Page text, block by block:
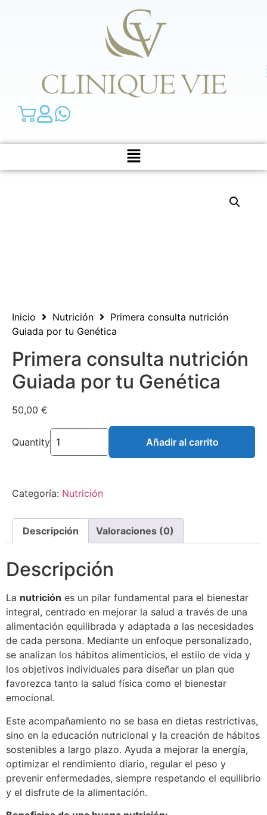
Inicio Nutrición
Primera consulta nutrición
Guiada por tu Genética
Primera consulta nutrición
Guiada por tu Genética
50,00 €
Quantity Añadir al carrito
Categoría: Nutrición
Descripción Valoraciones (0)
Descripción
La nutrición es un pilar fundamental para el bienestar
integral, centrado en mejorar la salud a través de una
alimentación equilibrada y adaptada a las necesidades
de cada persona. Mediante un enfoque personalizado,
se analizan los hábitos alimenticios, el estilo de vida y
los objetivos individuales para diseñar un plan que
favorezca tanto la salud física como el bienestar
emocional.
Este acompañamiento no se basa en dietas restrictivas,
sino en la educación nutricional y la creación de hábitos
sostenibles a largo plazo. Ayuda a mejorar la energía,
optimizar el rendimiento diario, regular el peso y
prevenir enfermedades, siempre respetando el equilibrio
y el disfrute de la alimentación.